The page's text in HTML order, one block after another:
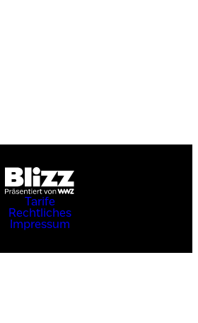
Tarife
Rechtliches
Impressum